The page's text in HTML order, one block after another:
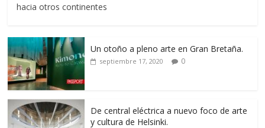
hacia otros continentes
Un otoño a pleno arte en Gran Bretaña.
septiembre 17, 2020 0
De central eléctrica a nuevo foco de arte
y cultura de Helsinki.